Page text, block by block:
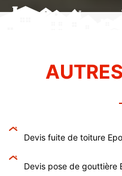
Devis fuite de toiture
Devis pose de gouttière